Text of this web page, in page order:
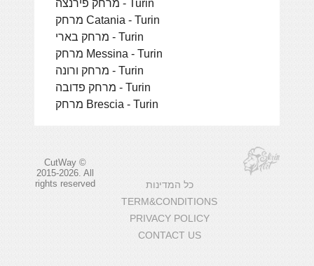
מרחק פירנצה - Turin
מרחק Catania - Turin
מרחק בארי - Turin
מרחק Messina - Turin
מרחק ורונה - Turin
מרחק פדובה - Turin
מרחק Brescia - Turin
CutWay ©
2015-2026. All
rights reserved
כל המדינות
TERM&CONDITIONS
PRIVACY POLICY
CONTACT US